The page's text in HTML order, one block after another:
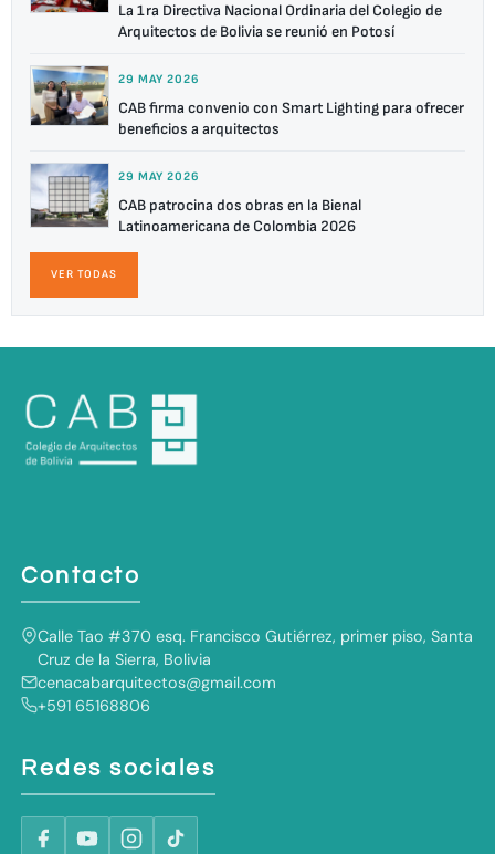
La 1ra Directiva Nacional Ordinaria del Colegio de
Arquitectos de Bolivia se reunió en Potosí
29 MAY 2026
CAB firma convenio con Smart Lighting para ofrecer
beneficios a arquitectos
29 MAY 2026
CAB patrocina dos obras en la Bienal
Latinoamericana de Colombia 2026
VER TODAS
Contacto
Calle Tao #370 esq. Francisco Gutiérrez, primer piso, Santa
Cruz de la Sierra, Bolivia
cenacabarquitectos@gmail.com
+591 65168806
Redes sociales